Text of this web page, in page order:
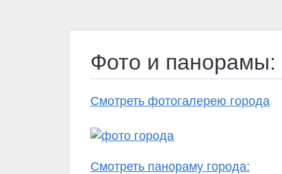
Фото и панорамы:
Смотреть фотогалерею города
Смотреть панораму города: